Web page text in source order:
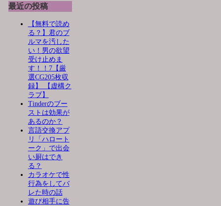
最近の投稿
【無料で読め
る？】君のブ
ルマを汚した
い！男の欲望
受け止めま
す！！7【厳
選CG205枚収
録】 【虚構ク
ラブ】
Tinderのブー
ストは効果が
あるのか？
言語交換アプ
リ「ハロート
ーク」で出会
い厨はでき
る？
カラオケで性
行為をしてバ
レた時の話
遊び相手に告